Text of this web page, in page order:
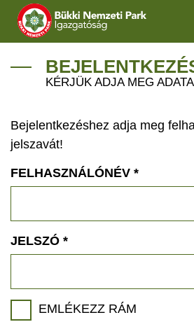
IGAZGATÓSÁG
VÍZVÉDELEM
ÖKOTURIZMUS
GEOPARKOK
KÉRJÜK ADJA MEG
Bejelentkezéshez adja meg
jelszavát!
FELHASZNÁLÓNÉV *
JELSZÓ *
EMLÉKEZZ RÁM